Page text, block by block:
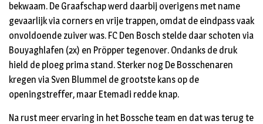
bekwaam. De Graafschap werd daarbij overigens met name
gevaarlijk via corners en vrije trappen, omdat de eindpass vaak
onvoldoende zuiver was. FC Den Bosch stelde daar schoten via
Bouyaghlafen (2x) en Pröpper tegenover. Ondanks de druk
hield de ploeg prima stand. Sterker nog De Bosschenaren
kregen via Sven Blummel de grootste kans op de
openingstreffer, maar Etemadi redde knap.
Na rust meer ervaring in het Bossche team en dat was terug te